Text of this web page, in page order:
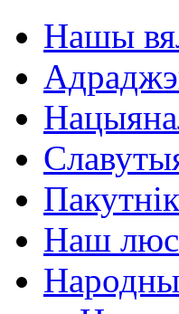
Нашы
Наш